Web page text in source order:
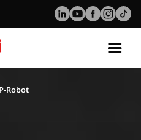
P-Robot